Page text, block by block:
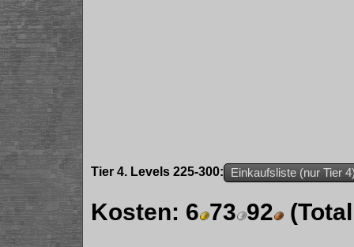
Tier 4. Levels 225-300: Einkaufsliste (nur Tier
Kosten: 6 73 92